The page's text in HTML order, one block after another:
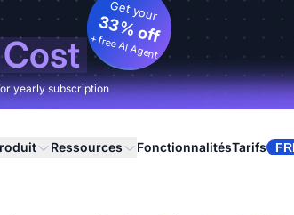
Get your
33% off
+ free AI Agent
yearly subscription
Ressources FonctionnalitésTarifs